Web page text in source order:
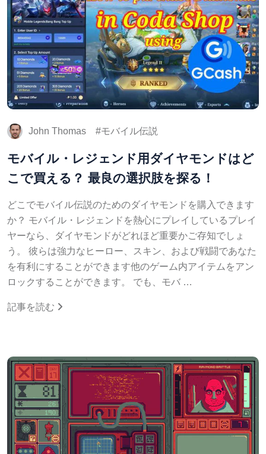
John Thomas モバイル伝説
モバイル・レジェンド用ダイヤモンドはど
こで買える？ 最良の選択肢を探る！
どこでモバイル伝説のためのダイヤモンドを購入できます
か？ モバイル・レジェンドを熱心にプレイしているプレイ
ヤーなら、ダイヤモンドがどれほど重要かご存知でしょ
う。 彼らは強力なヒーロー、スキン、および戦闘であなた
を有利にすることができます他のゲーム内アイテムをアン
ロックすることができます。 でも、モバ …
記事を読む